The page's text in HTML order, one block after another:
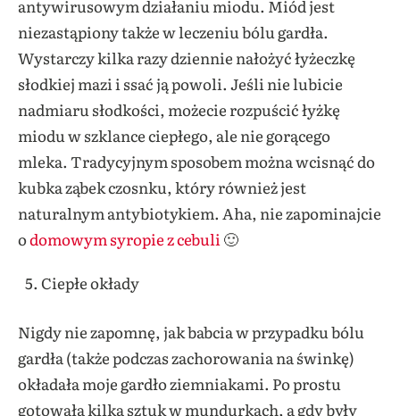
antywirusowym działaniu miodu. Miód jest
niezastąpiony także w leczeniu bólu gardła.
Wystarczy kilka razy dziennie nałożyć łyżeczkę
słodkiej mazi i ssać ją powoli. Jeśli nie lubicie
nadmiaru słodkości, możecie rozpuścić łyżkę
miodu w szklance ciepłego, ale nie gorącego
mleka. Tradycyjnym sposobem można wcisnąć do
kubka ząbek czosnku, który również jest
naturalnym antybiotykiem. Aha, nie zapominajcie
odomowym syropie z cebuli🙂
Ciepłe okłady
Nigdy nie zapomnę, jak babcia w przypadku bólu
gardła (także podczas zachorowania na świnkę)
okładała moje gardło ziemniakami. Po prostu
gotowała kilka sztuk w mundurkach, a gdy były